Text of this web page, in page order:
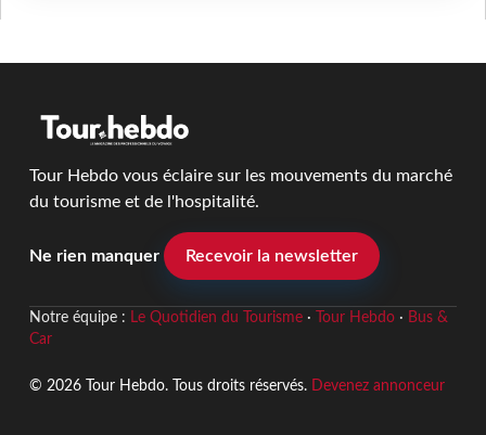
Tour Hebdo vous éclaire sur les mouvements du marché
du tourisme et de l'hospitalité.
Ne rien manquer Recevoir la newsletter
Notre équipe : Le Quotidien du Tourisme· Tour Hebdo· Bus &
Car
© 2026 Tour Hebdo. Tous droits réservés. Devenez annonceur